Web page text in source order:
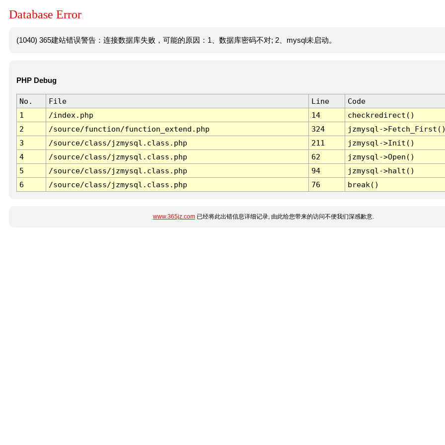
Database Error
(1040) 365建站错误警告：连接数据库失败，可能的原因：1、数据库密码不对; 2、mysql未启动。
PHP Debug
No. File Line
Code
1
/index.php 14
checkredirect()
2
/source/function/function_extend.php 324
jzmysql-
3
/source/class/jzmysql.class.php 211
jzmysql->Init()
4
/source/class/jzmysql.class.php 62
jzmysql->Open()
5
/source/class/jzmysql.class.php 94
jzmysql->halt()
6
/source/class/jzmysql.class.php 76 break()
www.365jz.com已经将此出错信息详细记录, 由此给您带来的访问不便我们深感歉意.